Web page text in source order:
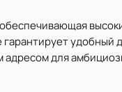
удобный
адресом для